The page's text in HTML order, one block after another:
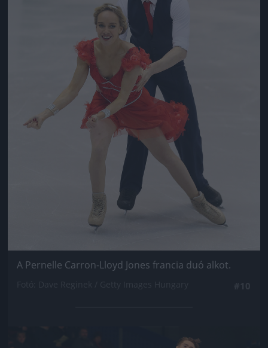
A Pernelle Carron-Lloyd Jones francia duó alkot.